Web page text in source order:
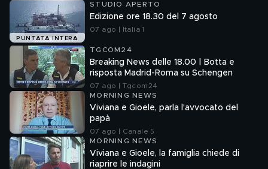
PUNTATA INTERA
STUDIO APERTO
Edizione ore 18.30 del 7 agosto
07 ago | Italia 1
TGCOM24
Breaking News delle 18.00 | Botta e
risposta Madrid-Roma su Schengen
07 ago | Tgcom24
MORNING NEWS
Viviana e Gioele, parla l'avvocato del
papà
07 ago | Canale 5
MORNING NEWS
Viviana e Gioele, la famiglia chiede di
riaprire le indagini